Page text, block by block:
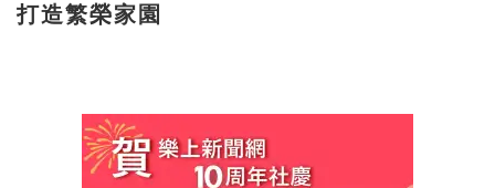
打造繁榮家園